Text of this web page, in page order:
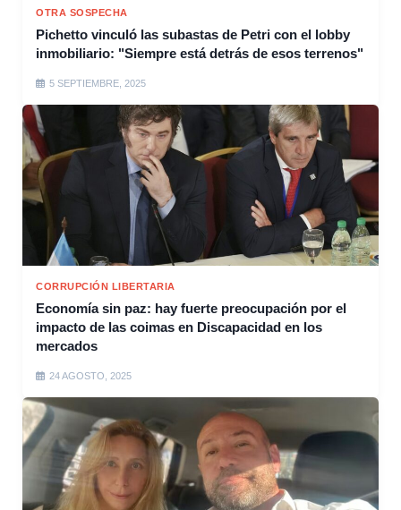
OTRA SOSPECHA
Pichetto vinculó las subastas de Petri con el lobby
inmobiliario: "Siempre está detrás de esos terrenos"
5 SEPTIEMBRE, 2025
CORRUPCIÓN LIBERTARIA
Economía sin paz: hay fuerte preocupación por el
impacto de las coimas en Discapacidad en los
mercados
24 AGOSTO, 2025